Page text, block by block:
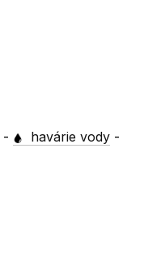
- havárie vody -